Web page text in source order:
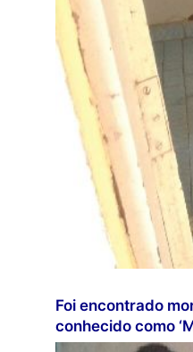
Foi encontrado
conhecido como